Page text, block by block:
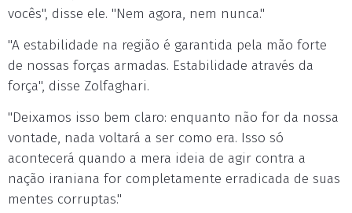
vocês", disse ele. "Nem agora, nem nunca."
"A estabilidade na região é garantida pela mão forte
de nossas forças armadas. Estabilidade através da
força", disse Zolfaghari.
"Deixamos isso bem claro: enquanto não for da nossa
vontade, nada voltará a ser como era. Isso só
acontecerá quando a mera ideia de agir contra a
nação iraniana for completamente erradicada de suas
mentes corruptas."